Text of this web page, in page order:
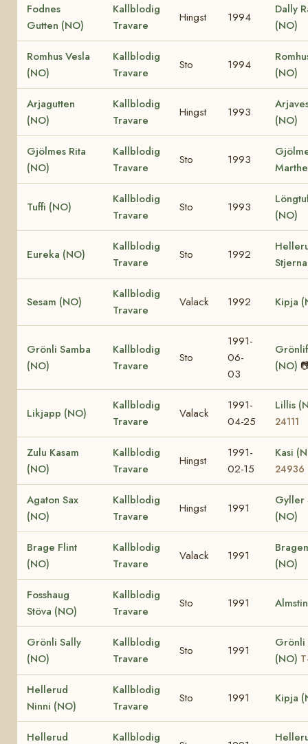
Fodnes
Gutten (NO)
Kallblodig
Travare
Hingst 1994
Dally
(NO)
Romhus Vesla
(NO)
Kallblodig
Travare
Sto 1994
(NO)
Arjagutten
(NO)
Kallblodig
Travare
Hingst 1993
(NO)
Gjölmes Rita
(NO)
Kallblodig
Travare
Sto 1993
Tuffi (NO)
Kallblodig
Travare
Sto 1993
(NO)
Eureka (NO)
Kallblodig
Travare
Sto 1992
Sesam (NO)
Kallblodig
Travare
Valack 1992 Kipja
Grönli Samba
(NO)
Kallblodig
Travare
Sto
1991-
06-
03
(NO)
Likjapp (NO)
Kallblodig
Travare
Valack
1991-
04-25
Lillis
24111
Zulu Kasam
(NO)
Kallblodig
Travare
Hingst
1991-
02-15
Kasi
24936
Agaton Sax
(NO)
Kallblodig
Travare
Hingst 1991
Gyller
(NO)
Brage Flint
(NO)
Kallblodig
Travare
Valack 1991
(NO)
Fosshaug
Stöva (NO)
Kallblodig
Travare
Sto 1991
Grönli Sally
(NO)
Kallblodig
Travare
Sto 1991
Grönli
(NO)
Hellerud
Ninni (NO)
Kallblodig
Travare
Sto 1991 Kipja
Hellerud Kallblodig